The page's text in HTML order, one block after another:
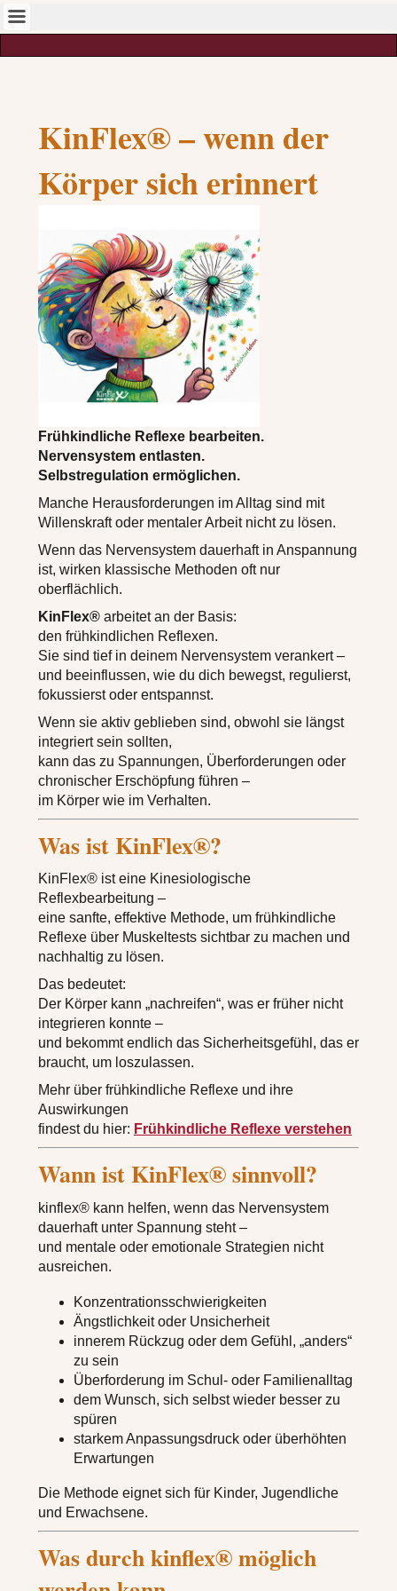
KinFlex® – wenn der
Körper sich erinnert
Frühkindliche Reflexe bearbeiten.
Nervensystem entlasten.
Selbstregulation ermöglichen.
Manche Herausforderungen im Alltag sind mit
Willenskraft oder mentaler Arbeit nicht zu lösen.
Wenn das Nervensystem dauerhaft in Anspannung
ist, wirken klassische Methoden oft nur
oberflächlich.
KinFlex® arbeitet an der Basis:
den frühkindlichen Reflexen.
Sie sind tief in deinem Nervensystem verankert –
und beeinflussen, wie du dich bewegst, regulierst,
fokussierst oder entspannst.
Wenn sie aktiv geblieben sind, obwohl sie längst
integriert sein sollten,
kann das zu Spannungen, Überforderungen oder
chronischer Erschöpfung führen –
im Körper wie im Verhalten.
Was ist KinFlex®?
KinFlex® ist eine Kinesiologische
Reflexbearbeitung –
eine sanfte, effektive Methode, um frühkindliche
Reflexe über Muskeltests sichtbar zu machen und
nachhaltig zu lösen.
Das bedeutet:
Der Körper kann „nachreifen“, was er früher nicht
integrieren konnte –
und bekommt endlich das Sicherheitsgefühl, das er
braucht, um loszulassen.
Mehr über frühkindliche Reflexe und ihre
Auswirkungen
findest du hier: Frühkindliche Reflexe verstehen
Wann ist KinFlex® sinnvoll?
kinflex® kann helfen, wenn das Nervensystem
dauerhaft unter Spannung steht –
und mentale oder emotionale Strategien nicht
ausreichen.
Konzentrationsschwierigkeiten
Ängstlichkeit oder Unsicherheit
innerem Rückzug oder dem Gefühl, „anders“
zu sein
Überforderung im Schul- oder Familienalltag
dem Wunsch, sich selbst wieder besser zu
spüren
starkem Anpassungsdruck oder überhöhten
Erwartungen
Die Methode eignet sich für Kinder, Jugendliche
und Erwachsene.
Was durch kinflex® möglich